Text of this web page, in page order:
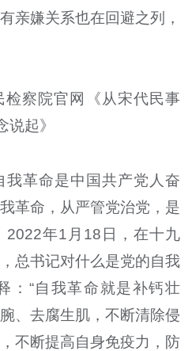
亲嫌关系也在回避之列，
察院官网《从宋代民事
说起》
我革命是中国共产党人奋
革命，从严管党治党，是
2022年1月18日，在十九
总书记对什么是党的自我
：“自我革命就是补钙壮
、去腐生肌，不断清除侵
不断提高自身免疫力，防